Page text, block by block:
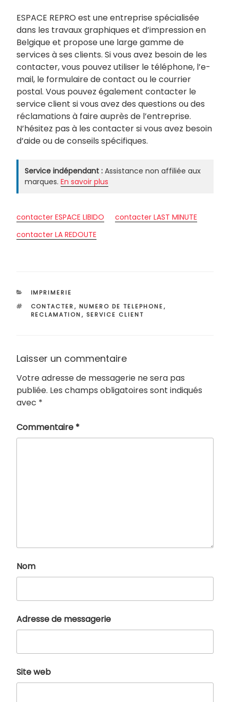
ESPACE REPRO est une entreprise spécialisée
dans les travaux graphiques et d’impression en
Belgique et propose une large gamme de
services à ses clients. Si vous avez besoin de les
contacter, vous pouvez utiliser le téléphone, l’e-
mail, le formulaire de contact ou le courrier
postal. Vous pouvez également contacter le
service client si vous avez des questions ou des
réclamations à faire auprès de l’entreprise.
N’hésitez pas à les contacter si vous avez besoin
d’aide ou de conseils spécifiques.
Service indépendant : Assistance non affiliée aux
marques. En savoir plus
contacter ESPACE LIBIDO
contacter LAST MINUTE
contacter LA REDOUTE
CATÉGORIES
IMPRIMERIE
ÉTIQUETTES
CONTACTER, NUMERO DE TELEPHONE,
RECLAMATION, SERVICE CLIENT
Laisser un commentaire
Votre adresse de messagerie ne sera pas
publiée. Les champs obligatoires sont indiqués
avec *
Commentaire *
Nom
Adresse de messagerie
Site web